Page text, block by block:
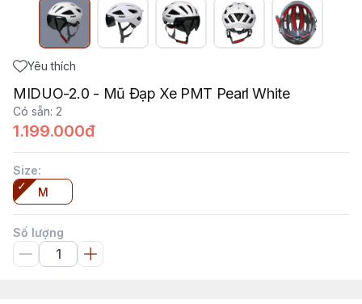
Yêu thích
MIDUO-2.0 - Mũ Đạp Xe PMT Pearl White
Có sẵn: 2
1.199.000đ
Size:
M
Số lượng